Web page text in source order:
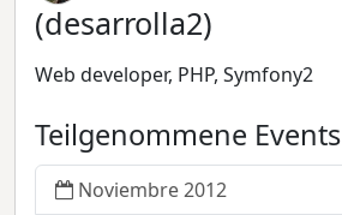
(desarrolla2)
Web developer, PHP, Symfony2
Teilgenommene Events
Noviembre 2012